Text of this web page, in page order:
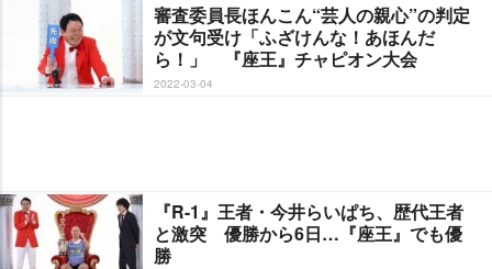
審査委員長ほんこん“芸人の親心”の判定
が文句受け「ふざけんな！あほんだ
ら！」 『座王』チャピオン大会
2022-03-04
『R-1』王者・今井らいぱち、歴代王者
と激突 優勝から6日…『座王』でも優
勝